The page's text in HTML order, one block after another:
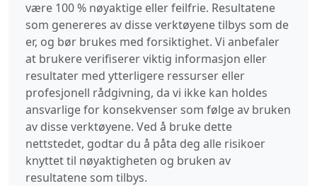
være 100 % nøyaktige eller feilfrie. Resultatene
som genereres av disse verktøyene tilbys som de
er, og bør brukes med forsiktighet. Vi anbefaler
at brukere verifiserer viktig informasjon eller
resultater med ytterligere ressurser eller
profesjonell rådgivning, da vi ikke kan holdes
ansvarlige for konsekvenser som følge av bruken
av disse verktøyene. Ved å bruke dette
nettstedet, godtar du å påta deg alle risikoer
knyttet til nøyaktigheten og bruken av
resultatene som tilbys.